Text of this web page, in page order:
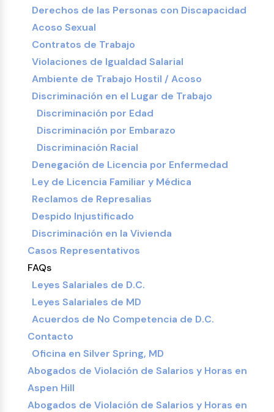
Derechos de las Personas con Discapacidad
Acoso Sexual
Contratos de Trabajo
Violaciones de Igualdad Salarial
Ambiente de Trabajo Hostil / Acoso
Discriminación en el Lugar de Trabajo
Discriminación por Edad
Discriminación por Embarazo
Discriminación Racial
Denegación de Licencia por Enfermedad
Ley de Licencia Familiar y Médica
Reclamos de Represalias
Despido Injustificado
Discriminación en la Vivienda
Casos Representativos
FAQs
Leyes Salariales de D.C.
Leyes Salariales de MD
Acuerdos de No Competencia de D.C.
Contacto
Oficina en Silver Spring, MD
Abogados de Violación de Salarios y Horas en
Aspen Hill
Abogados de Violación de Salarios y Horas en